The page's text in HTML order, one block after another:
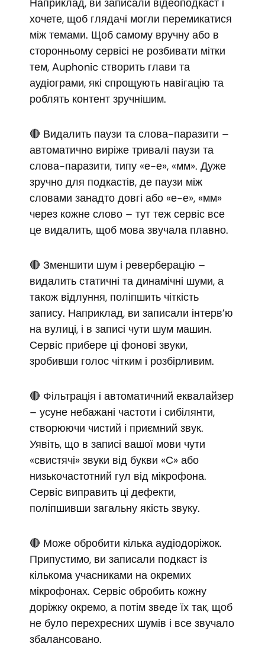
Наприклад, ви записали відеоподкаст і
хочете, щоб глядачі могли перемикатися
між темами. Щоб самому вручну або в
сторонньому сервісі не розбивати мітки
тем, Auphonic створить глави та
аудіограми, які спрощують навігацію та
роблять контент зручнішим.
🔴 Видалить паузи та слова-паразити –
автоматично виріже тривалі паузи та
слова-паразити, типу «е-е», «мм». Дуже
зручно для подкастів, де паузи між
словами занадто довгі або «е-е», «мм»
через кожне слово – тут теж сервіс все
це видалить, щоб мова звучала плавно.
🔴 Зменшити шум і реверберацію –
видалить статичні та динамічні шуми, а
також відлуння, поліпшить чіткість
запису. Наприклад, ви записали інтерв’ю
на вулиці, і в записі чути шум машин.
Сервіс прибере ці фонові звуки,
зробивши голос чітким і розбірливим.
🔴 Фільтрація і автоматичний еквалайзер
– усуне небажані частоти і сибілянти,
створюючи чистий і приємний звук.
Уявіть, що в записі вашої мови чути
«свистячі» звуки від букви «С» або
низькочастотний гул від мікрофона.
Сервіс виправить ці дефекти,
поліпшивши загальну якість звуку.
🔴 Може обробити кілька аудіодоріжок.
Припустимо, ви записали подкаст із
кількома учасниками на окремих
мікрофонах. Сервіс обробить кожну
доріжку окремо, а потім зведе їх так, щоб
не було перехресних шумів і все звучало
збалансовано.